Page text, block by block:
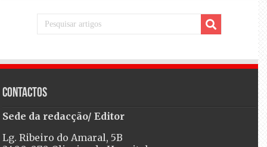
Contactos
Sede da redacção/ Editor
Lg. Ribeiro do Amaral, 5B